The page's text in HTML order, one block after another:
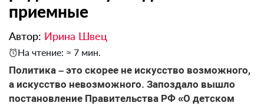
приемные
Автор: Ирина Швец
На чтение: ≈ 7 мин.
Политика – это скорее не искусство возможного,
а искусство невозможного. Запоздало вышло
постановление Правительства РФ «О детском